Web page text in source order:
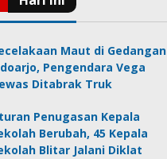
Maut di Gedangan
Pengendara Vega
Ditabrak Truk
Penugasan Kepala
Berubah, 45 Kepala
Blitar Jalani Diklat